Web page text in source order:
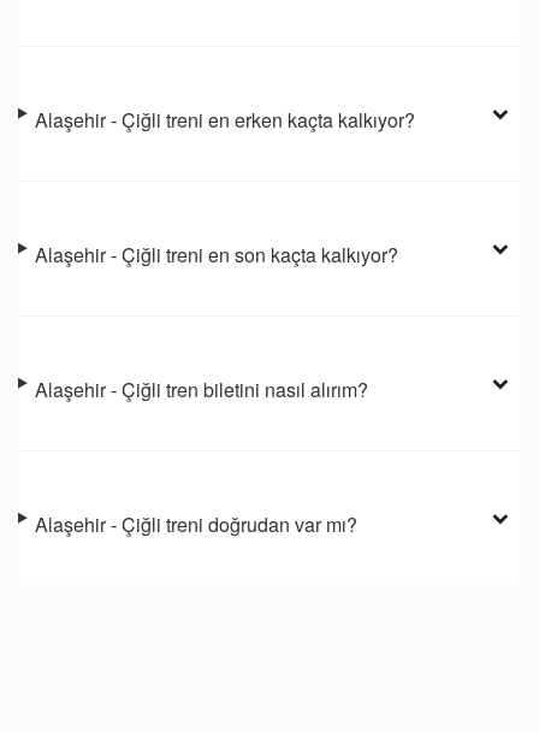
Alaşehir - Çiğli treni en erken kaçta kalkıyor?
Alaşehir - Çiğli treni en son kaçta kalkıyor?
Alaşehir - Çiğli tren biletini nasıl alırım?
Alaşehir - Çiğli treni doğrudan var mı?